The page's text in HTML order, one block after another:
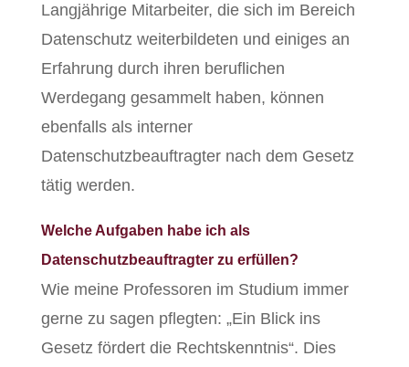
Langjährige Mitarbeiter, die sich im Bereich
Datenschutz weiterbildeten und einiges an
Erfahrung durch ihren beruflichen
Werdegang gesammelt haben, können
ebenfalls als interner
Datenschutzbeauftragter nach dem Gesetz
tätig werden.
Welche Aufgaben habe ich als
Datenschutzbeauftragter zu erfüllen?
Wie meine Professoren im Studium immer
gerne zu sagen pflegten: „Ein Blick ins
Gesetz fördert die Rechtskenntnis“. Dies